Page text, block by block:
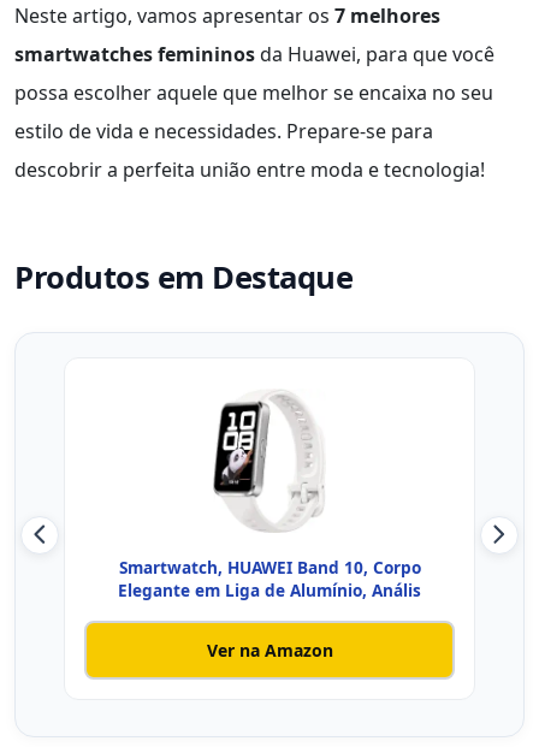
Neste artigo, vamos apresentar os 7 melhores
smartwatches femininosda Huawei, para que você
possa escolher aquele que melhor se encaixa no seu
estilo de vida e necessidades. Prepare-se para
descobrir a perfeita união entre moda e tecnologia!
Produtos em Destaque
Smartwatch, HUAWEI Band 10, Corpo
Elegante em Liga de Alumínio, Anális
Ver na Amazon